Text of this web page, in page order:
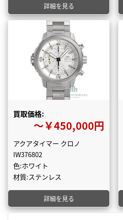
詳細を見る
買取価格:
〜￥450,000円
アクアタイマー クロノ
IW376802
色:ホワイト
材質:ステンレス
詳細を見る